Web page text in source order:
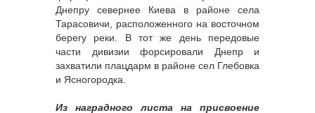
Днепру севернее Киева в районе села
Тарасовичи, расположенного на восточном
берегу реки. В тот же день передовые
части дивизии форсировали Днепр и
захватили плацдарм в районе сел Глебовка
и Ясногородка.
Из наградного листа на присвоение